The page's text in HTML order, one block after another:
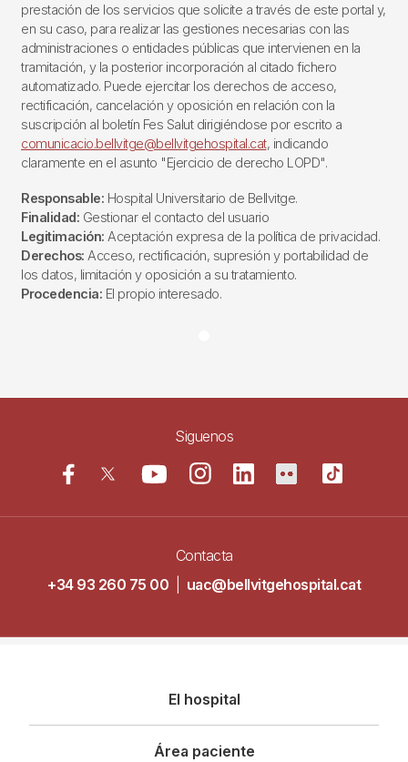
prestación de los servicios que solicite a través de este portal y,
en su caso, para realizar las gestiones necesarias con las
administraciones o entidades públicas que intervienen en la
tramitación, y la posterior incorporación al citado fichero
automatizado. Puede ejercitar los derechos de acceso,
rectificación, cancelación y oposición en relación con la
suscripción al boletín Fes Salut dirigiéndose por escrito a
comunicacio.bellvitge@bellvitgehospital.cat, indicando
claramente en el asunto "Ejercicio de derecho LOPD".
Responsable: Hospital Universitario de Bellvitge.
Finalidad: Gestionar el contacto del usuario
Legitimación: Aceptación expresa de la política de privacidad.
Derechos: Acceso, rectificación, supresión y portabilidad de
los datos, limitación y oposición a su tratamiento.
Procedencia: El propio interesado.
Siguenos
Contacta
+34 93 260 75 00
uac@bellvitgehospital.cat
principal
El hospital
Área paciente